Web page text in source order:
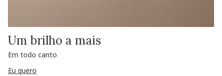
Um brilho a mais
Em todo canto
Eu quero